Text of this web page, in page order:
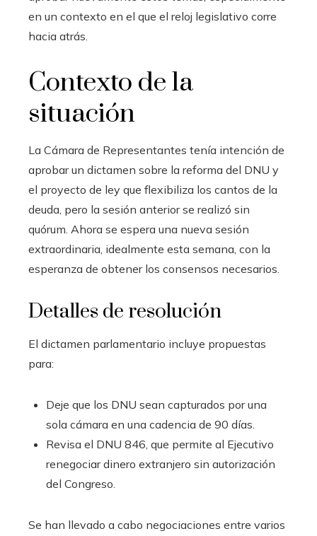
en un contexto en el que el reloj legislativo corre
hacia atrás.
Contexto de la
situación
La Cámara de Representantes tenía intención de
aprobar un dictamen sobre la reforma del DNU y
el proyecto de ley que flexibiliza los cantos de la
deuda, pero la sesión anterior se realizó sin
quórum. Ahora se espera una nueva sesión
extraordinaria, idealmente esta semana, con la
esperanza de obtener los consensos necesarios.
Detalles de resolución
El dictamen parlamentario incluye propuestas
para:
Deje que los DNU sean capturados por una
sola cámara en una cadencia de 90 días.
Revisa el DNU 846, que permite al Ejecutivo
renegociar dinero extranjero sin autorización
del Congreso.
Se han llevado a cabo negociaciones entre varios